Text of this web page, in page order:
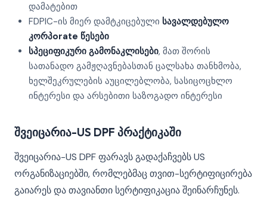
დამატებით
FDPIC-ის მიერ დამტკიცებული სავალდებულო
კორპorate წესები
სპეციფიკური გამონაკლისები, მათ შორის
სათანადო გამჟღავნებასთან ცალსახა თანხმობა,
ხელშეკრულების აუცილებლობა, სასიცოცხლო
ინტერესი და არსებითი საზოგადო ინტერესი
შვეიცარია-US DPF პრაქტიკაში
შვეიცარია-US DPF ფარავს გადაქაჩვებს US
ორგანიზაციებში, რომლებმაც თვით-სერტიფიცირება
გაიარეს და თავიანთი სერტიფიკაცია შეინარჩუნეს.